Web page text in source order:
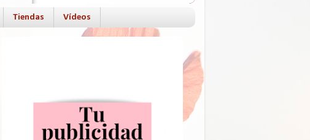
Tiendas Vídeos